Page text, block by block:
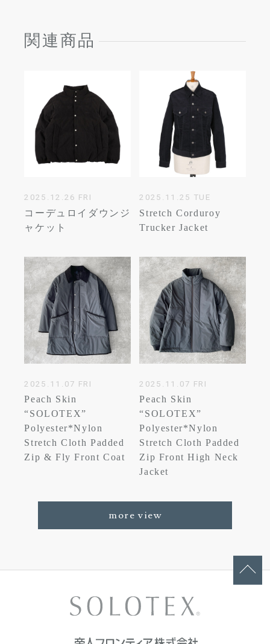
関連商品
2025.12.26 FRI
コーデュロイダウンジ
ャケット
2025.11.25 TUE
Stretch Corduroy
Trucker Jacket
2025.11.07 FRI
Peach Skin
“SOLOTEX”
Polyester*Nylon
Stretch Cloth Padded
Zip & Fly Front Coat
2025.11.07 FRI
Peach Skin
“SOLOTEX”
Polyester*Nylon
Stretch Cloth Padded
Zip Front High Neck
Jacket
more view